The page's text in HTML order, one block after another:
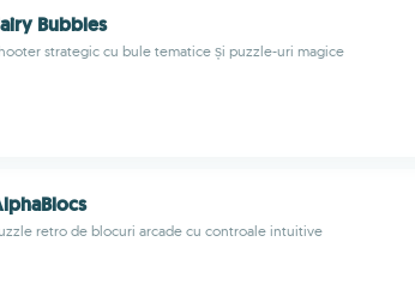
Bubbles
strategic cu bule tematice și puzzle-uri magice
retro de blocuri arcade cu controale intuitive